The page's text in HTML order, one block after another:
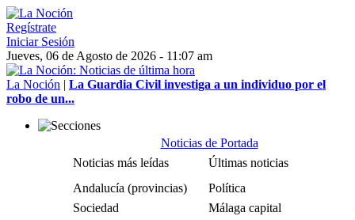
Regístrate
Iniciar Sesión
Jueves, 06 de Agosto de 2026 - 11:07 am
La Noción | La Guardia Civil investiga a un individuo por el
robo de un...
Noticias de Portada
Noticias más leídas
Últimas noticias
Andalucía (provincias)
Política
Sociedad
Málaga capital